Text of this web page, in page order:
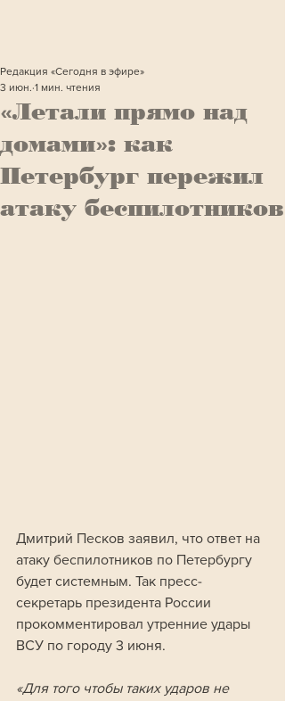
«Летали прямо над
домами»: как
Петербург пережил
атаку беспилотников
Редакция «Сегодня в эфире»
3 июн. 1 мин. чтения
Дмитрий Песков заявил, что ответ на
атаку беспилотников по Петербургу
будет системным. Так пресс-
секретарь президента России
прокомментировал утренние удары
ВСУ по городу 3 июня.
«Для того чтобы таких ударов не